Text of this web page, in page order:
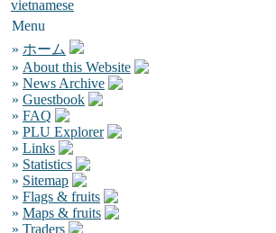
Menu
» ホーム
» About this Website
» News Archive
» Guestbook
» FAQ
» PLU Explorer
» Links
» Statistics
» Sitemap
» Flags & fruits
» Maps & fruits
» Traders